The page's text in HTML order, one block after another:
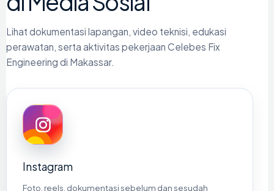
Lihat dokumentasi lapangan, video teknisi, edukasi
perawatan, serta aktivitas pekerjaan Celebes Fix
Engineering di Makassar.
Instagram
Foto, reels, dokumentasi sebelum dan sesudah